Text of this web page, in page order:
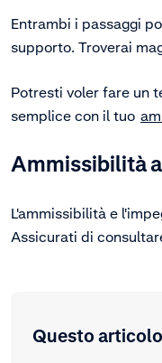
Entrambi i passaggi
supporto. Troverai
Potresti voler fare un
semplice con il tuo
Ammissibilità
L'ammissibilità e
Assicurati di
Questo